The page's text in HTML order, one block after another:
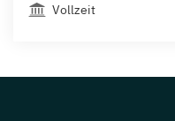
Vollzeit